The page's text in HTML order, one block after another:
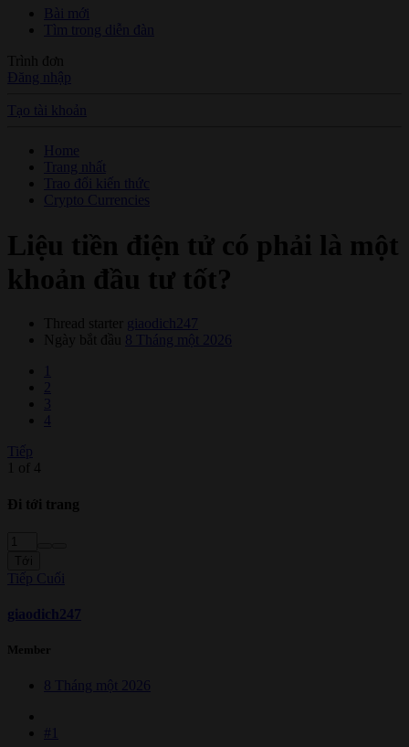
Bài mới
Tìm trong diễn đàn
Trình đơn
Đăng nhập
Tạo tài khoản
Home
Trang nhất
Trao đổi kiến thức
Crypto Currencies
Liệu tiền điện tử có phải là một
khoản đầu tư tốt?
Thread starter
giaodich247
Ngày bắt đầu
8 Tháng một 2026
3
4
Tiếp
1 of 4
Đi tới trang
Tiếp Cuối
giaodich247
Member
8 Tháng một 2026
#1